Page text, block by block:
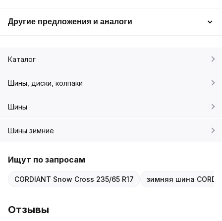
Другие предложения и аналоги
Каталог
Шины, диски, колпаки
Шины
Шины зимние
Ищут по запросам
CORDIANT Snow Cross 235/65 R17 зимняя шина
Отзывы